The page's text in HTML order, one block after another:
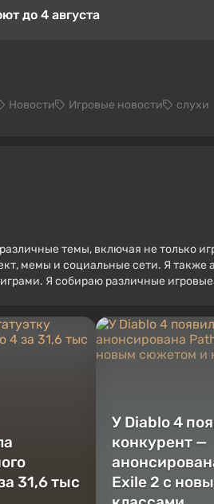
до 4 августа
Новости Игровые новости слухи
темы, включая не только
мемы и социальные сети. Я также
Я собираю различные
31,6 тыс
У Diablo 4
конкурент —
Exile 2 с